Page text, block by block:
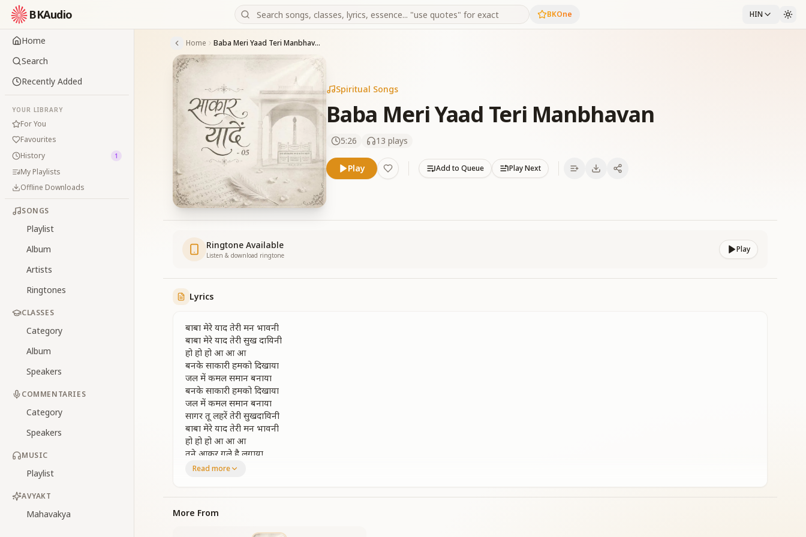
BKAudio BKOne HIN
Home
Search
Recently Added
YOUR LIBRARY
For You
Favourites
History
1
My Playlists
Offline Downloads
SONGS
Playlist
Album
Artists
Ringtones
CLASSES
Category
Album
Speakers
COMMENTARIES
Category
Speakers
MUSIC
Playlist
AVYAKT
Mahavakya
Home Baba Meri Yaad Teri Manbhavan
Spiritual Songs
Baba Meri Yaad Teri Manbhavan
5:26 13 plays
Play Add to Queue Play Next
Ringtone Available
Listen & download ringtone
Play
Lyrics
बाबा मेरे याद तेरी मन भावनी
बाबा मेरे याद तेरी सुख दायिनी
हो हो हो आ आ आ
बनके साकारी हमको दिखाया
जल में कमल समान बनाया
बनके साकारी हमको दिखाया
जल में कमल समान बनाया
सागर तू लहरें तेरी सुखदायिनी
बाबा मेरे याद तेरी मन भावनी
हो हो हो आ आ आ
तुने आकर गले है लगाया
तुने आकर गले है लगाया
हो हो हो आ आ आ
Read more
More From